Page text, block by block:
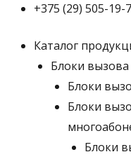
+375 (29) 505-19-
Каталог
Блоки
Блоки
Блоки
Блоки